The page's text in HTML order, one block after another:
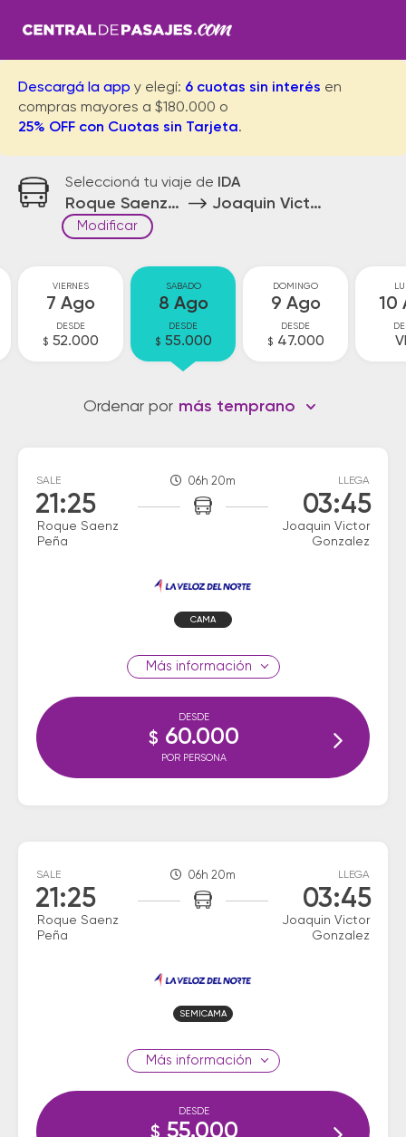
Descargá la app y elegí: 6 cuotas sin interés en
compras mayores a $180.000 o
25% OFF con Cuotas sin Tarjeta.
Seleccioná tu viaje de IDA
Roque Saenz Peña Joaquin Victor Gonzalez
Modificar
VIERNES
7 Ago
DESDE
$ 52.000
SABADO
8 Ago
DESDE
$ 55.000
DOMINGO
9 Ago
DESDE
$ 47.000
10
Ordenar por más temprano
SALE
21:25
Roque Saenz
Peña
06h 20m LLEGA
03:45
Joaquin Victor
Gonzalez
CAMA
información
DESDE
$ 60.000
POR PERSONA
SALE
21:25
Roque Saenz
Peña
06h 20m LLEGA
03:45
Joaquin Victor
Gonzalez
SEMICAMA
información
DESDE
$ 55.000